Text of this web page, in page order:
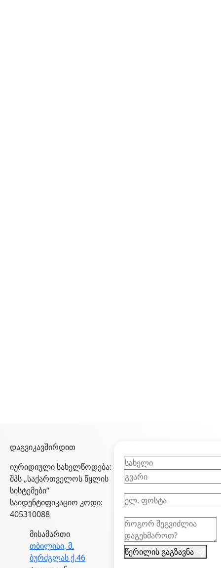
დაგვიკავშირდით
იურიდიული სახელწოდება:
შპს „საქართველოს წყლის
სისტემები“
საიდენტიფიკაციო კოდი:
405310088
მისამართი
თბილისი, მ.
ბურძგლას ქ.46
წერილის გაგზავნა